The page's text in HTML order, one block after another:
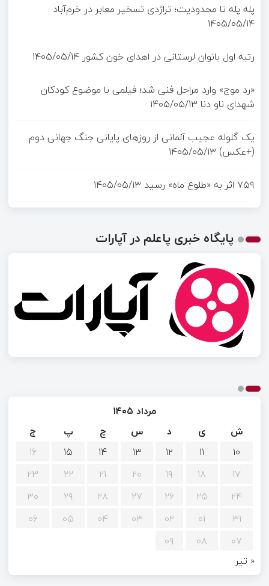
پله پله تا محدودیت؛ تراژدی تسخیر معابر در خرم‌آباد
۱۴۰۵/۰۵/۱۴
رتبه اول بانوان لرستانی در اهدای خون کشور ۱۴۰۵/۰۵/۱۴
«رد موج» وارد مراحل فنی شد؛ فیلمی با موضوع کودکان
شهدای ناو دنا ۱۴۰۵/۰۵/۱۳
یک گلوله عجیب آلمانی از روزهای پایانی جنگ جهانی دوم
(+عکس) ۱۴۰۵/۰۵/۱۳
۷۵۹ اثر به «طلوع ماه» رسید
۱۴۰۵/۰۵/۱۳
پایگاه خبری پاعلم در آپارات
مرداد ۱۴۰۵
ش
ی د س چ پ
ج
۱۰
۱۱ ۱۲ ۱۳ ۱۴ ۱۵
۱۶
۱۷
۱۸ ۱۹ ۲۰ ۲۱ ۲۲
۲۳
۲۴
۲۵ ۲۶ ۲۷ ۲۸ ۲۹
۳۰
۳۱
۰۱ ۰۲ ۰۳ ۰۴ ۰۵
۰۶
۰۷
۰۸
۰۹
« تیر